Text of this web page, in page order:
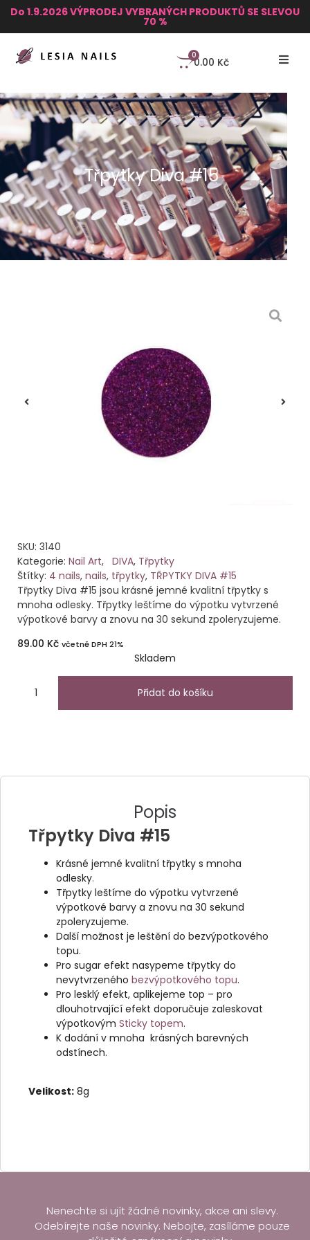
Do 1.9.2026 VÝPRODEJ VYBRANÝCH PRODUKTŮ SE SLEVOU
70 %
0.00 Kč
0
Třpytky Diva #15
SKU: 3140
Kategorie: Nail Art, DIVA, Třpytky
Štítky: 4 nails, nails, třpytky, TŘPYTKY DIVA #15
Třpytky Diva #15 jsou krásné jemné kvalitní třpytky s
mnoha odlesky. Třpytky leštíme do výpotku vytvrzené
výpotkové barvy a znovu na 30 sekund zpoleryzujeme.
89.00 Kč včetně DPH 21%
Skladem
Přidat do košíku
Popis
Třpytky Diva #15
Krásné jemné kvalitní třpytky s mnoha
odlesky.
Třpytky leštíme do výpotku vytvrzené
výpotkové barvy a znovu na 30 sekund
zpoleryzujeme.
Další možnost je leštění do bezvýpotkového
topu.
Pro sugar efekt nasypeme třpytky do
nevytvrzeného bezvýpotkového topu.
Pro lesklý efekt, aplikejeme top – pro
dlouhotrvající efekt doporučuje zaleskovat
výpotkovým Sticky topem.
K dodání v mnoha krásných barevných
odstínech.
Velikost: 8g
Nenechte si ujít žádné novinky, akce ani slevy.
Odebírejte naše novinky. Nebojte, zasíláme pouze